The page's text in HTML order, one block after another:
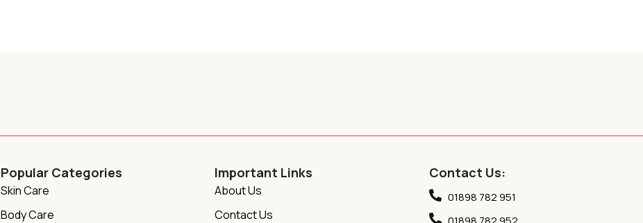
Popular Categories
Skin Care
Body Care
Important Links
About Us
Contact Us
Contact Us:
01898 782 951